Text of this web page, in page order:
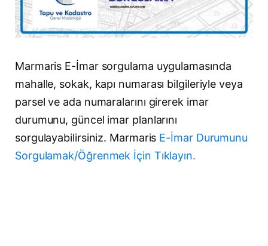
Marmaris E-İmar sorgulama uygulamasında
mahalle, sokak, kapı numarası bilgileriyle veya
parsel ve ada numaralarını girerek imar
durumunu, güncel imar planlarını
sorgulayabilirsiniz. Marmaris E-İmar Durumunu
Sorgulamak/Öğrenmek İçin Tıklayın.